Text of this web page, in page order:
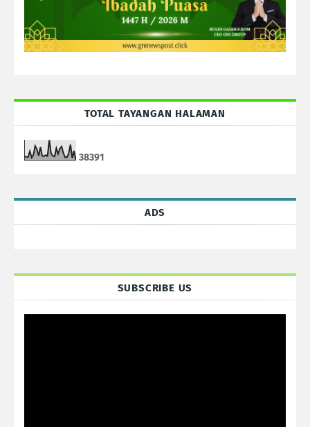
TOTAL TAYANGAN HALAMAN
38391
ADS
SUBSCRIBE US